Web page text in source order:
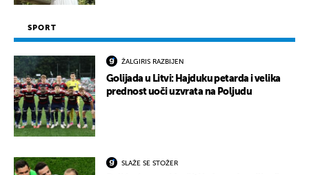
SPORT
ŽALGIRIS RAZBIJEN
Golijada u Litvi: Hajduku petarda i velika
prednost uoči uzvrata na Poljudu
SLAŽE SE STOŽER